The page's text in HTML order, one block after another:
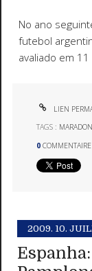
No ano
futebol
avaliado em
LIEN
TAGS :
0 COMMENTAIRE
2009. 10.